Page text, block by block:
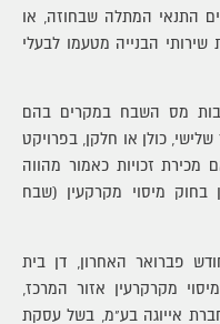
התנאי המתלה שבחוזה, או
הבנייה מטעמו לבעלי
מס השבח במקרים בהם
שלישי, כולן או חלקן, בפרויקט
זכויות כאמור מהווה
בחוק מיסוי מקרקעין (שבח
פברואר האחרון, דן בית
מקרקרעין אזור המרכז,
אייוגה בע"מ, בשל עסקת